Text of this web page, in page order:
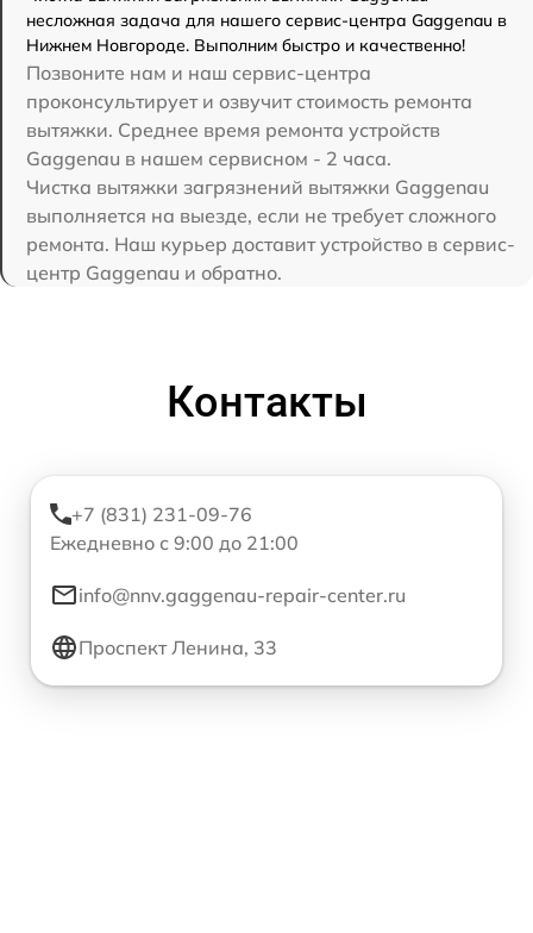
несложная задача для нашего сервис-центра Gaggenau в
Нижнем Новгороде. Выполним быстро и качественно!
Позвоните нам и наш сервис-центра
проконсультирует и озвучит стоимость ремонта
вытяжки. Среднее время ремонта устройств
Gaggenau в нашем сервисном - 2 часа.
Чистка вытяжки загрязнений вытяжки Gaggenau
выполняется на выезде, если не требует сложного
ремонта. Наш курьер доставит устройство в сервис-
центр Gaggenau и обратно.
Контакты
+7 (831) 231-09-76
Ежедневно с 9:00 до 21:00
info@nnv.gaggenau-repair-center.ru
Проспект Ленина, 33